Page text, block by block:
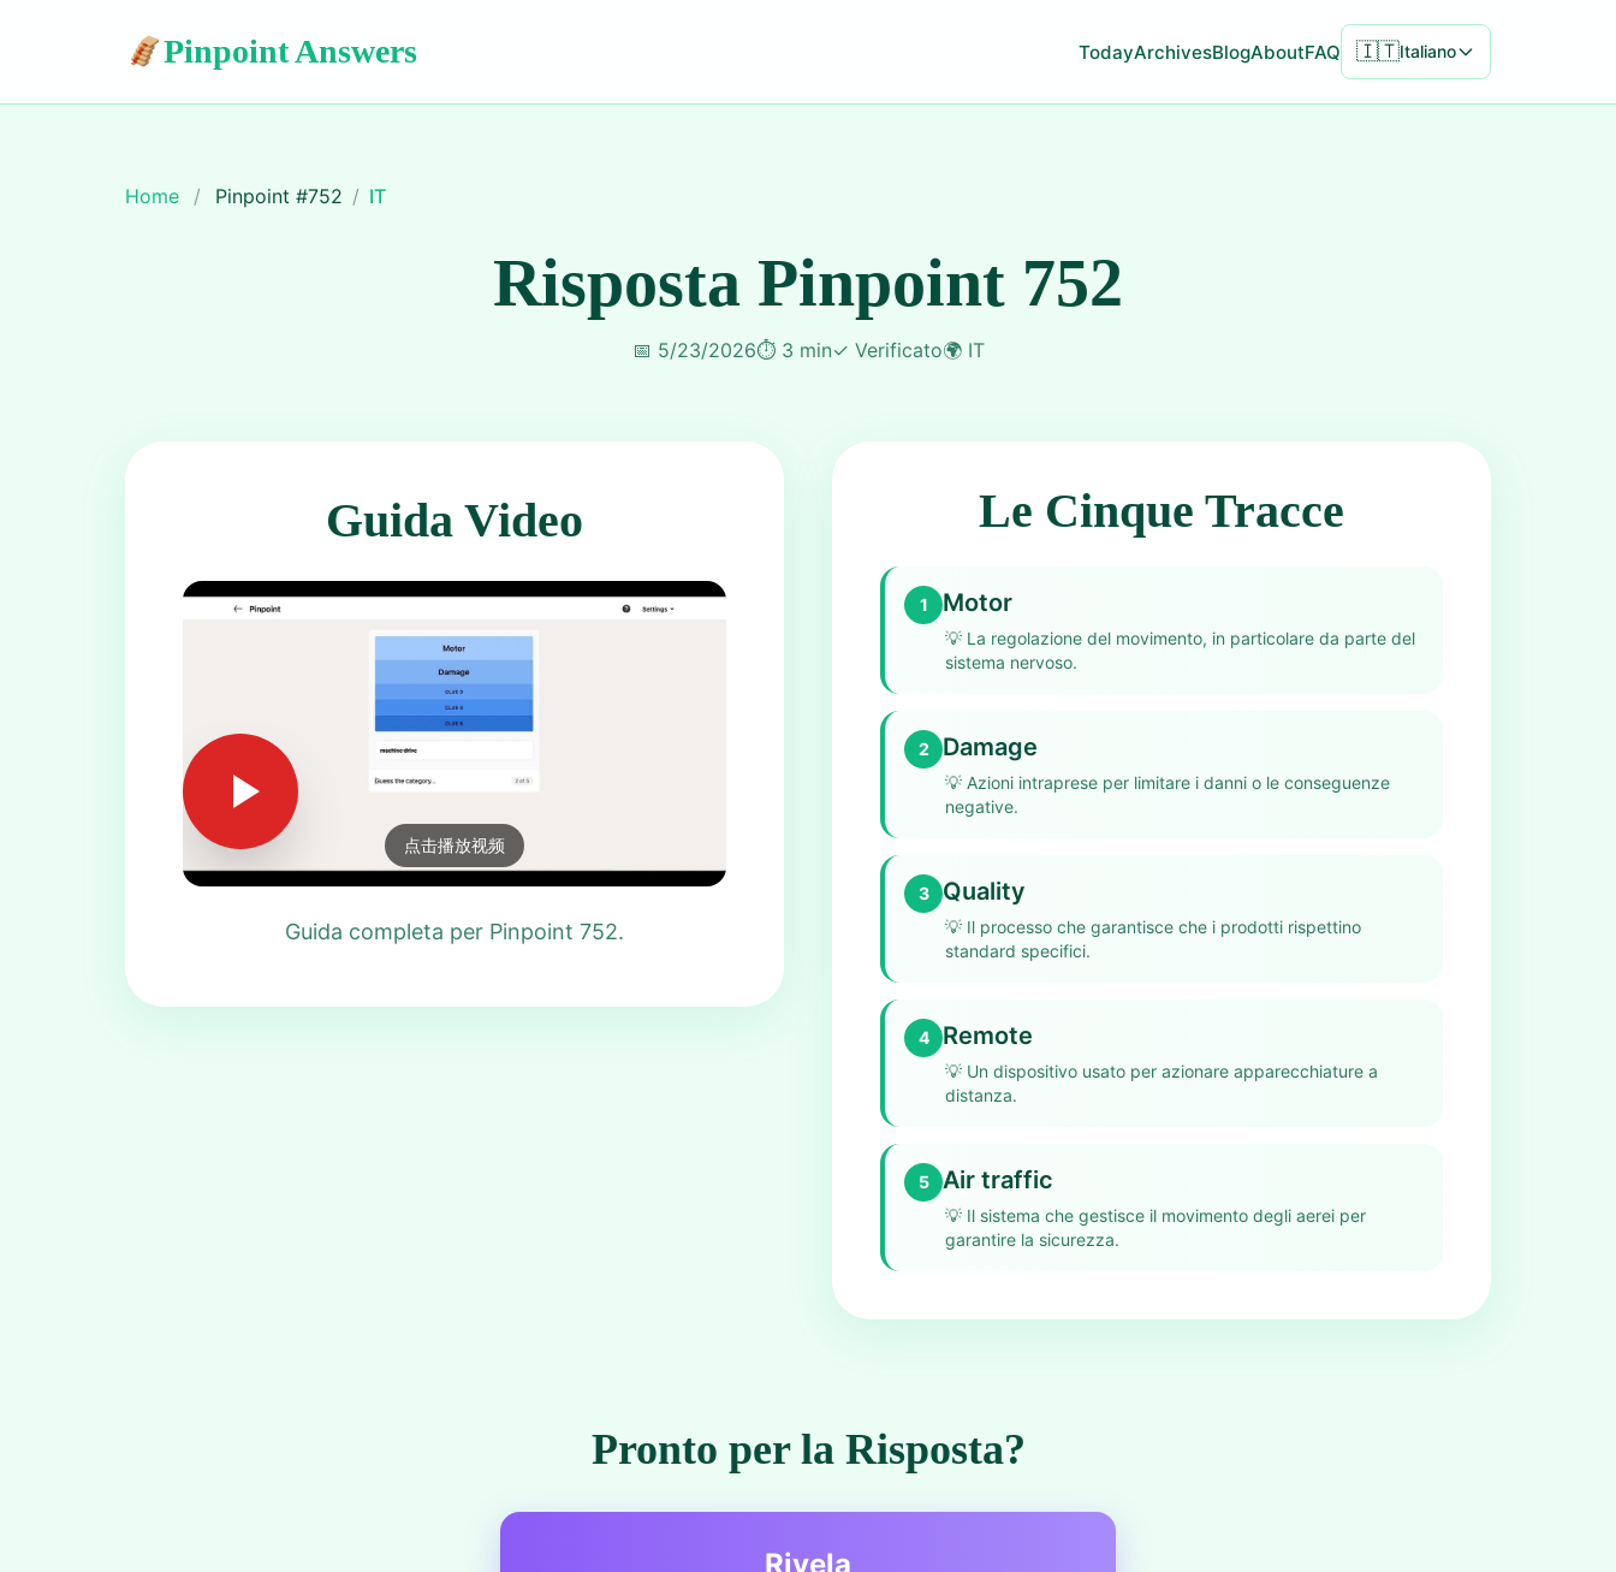
Pinpoint Answers TodayArchivesBlogAboutFAQ 🇮🇹Italiano
Home / Pinpoint #752 / IT
Risposta Pinpoint 752
📅 5/23/2026⏱️ 3 min✓ Verificato🌍 IT
Guida Video
点击播放视频
Guida completa per Pinpoint 752.
Le Cinque Tracce
1 Motor
💡 La regolazione del movimento, in particolare da parte del
sistema nervoso.
2 Damage
💡 Azioni intraprese per limitare i danni o le conseguenze
negative.
3 Quality
💡 Il processo che garantisce che i prodotti rispettino
standard specifici.
4 Remote
💡 Un dispositivo usato per azionare apparecchiature a
distanza.
5 Air traffic
💡 Il sistema che gestisce il movimento degli aerei per
garantire la sicurezza.
Pronto per la Risposta?
Rivela